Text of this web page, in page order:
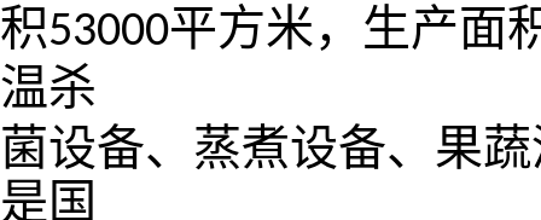
积53000平方米，生产面
温杀
菌设备、蒸煮设备、果
是国